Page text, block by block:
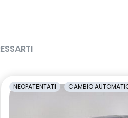
NEOPATENTATI CAMBIO